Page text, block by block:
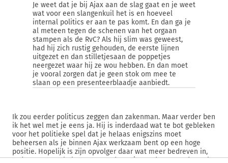
Je weet dat je bij Ajax aan de slag gaat en je weet
wat voor een slangenkuil het is en hoeveel
internal politics er aan te pas komt. En dan ga je
al meteen tegen de schenen van het orgaan
stampen als de RvC? Als hij slim was geweest,
had hij zich rustig gehouden, de eerste lijnen
uitgezet en dan stilletjesaan de poppetjes
neergezet waar hij ze wou hebben. En dan moet
je vooral zorgen dat je geen stok om mee te
slaan op een presenteerblaadje aanbiedt.
Ik zou eerder politicus zeggen dan zakenman. Maar verder ben
ik het wel met je eens ja. Hij is inderdaad wat te bot gebleken
voor het politieke spel dat je helaas enigszins moet
beheersen als je binnen Ajax werkzaam bent op een hoge
positie. Hopelijk is zijn opvolger daar wat meer bedreven in,
zodat pure voetbalmensen zonder enige andere agenda zoals